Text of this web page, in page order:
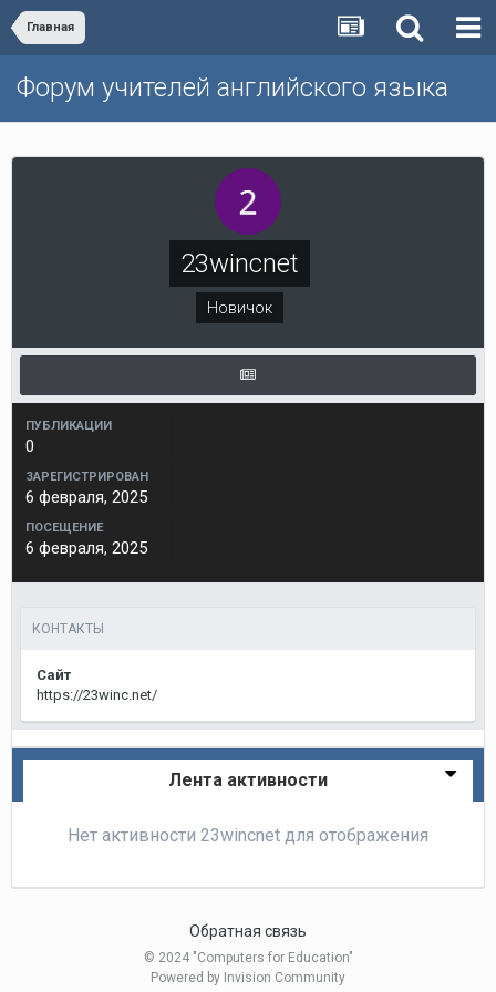
Главная
Форум учителей английского языка
23wincnet
Новичок
ПУБЛИКАЦИИ
0
ЗАРЕГИСТРИРОВАН
6 февраля, 2025
ПОСЕЩЕНИЕ
6 февраля, 2025
КОНТАКТЫ
Сайт
https://23winc.net/
Лента активности
Нет активности 23wincnet для отображения
Обратная связь
© 2024 "Computers for Education"
Powered by Invision Community